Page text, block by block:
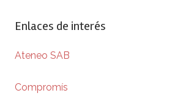
Enlaces de interés
Ateneo SAB
Compromís